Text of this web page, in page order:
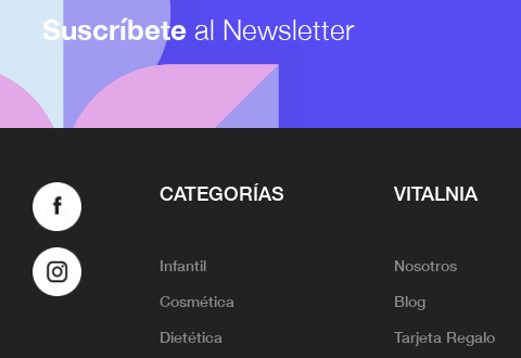
Suscríbete al Newsletter
CATEGORÍAS
Infantil
Cosmética
Dietética
VITALNIA
Nosotros
Blog
Tarjeta Regalo